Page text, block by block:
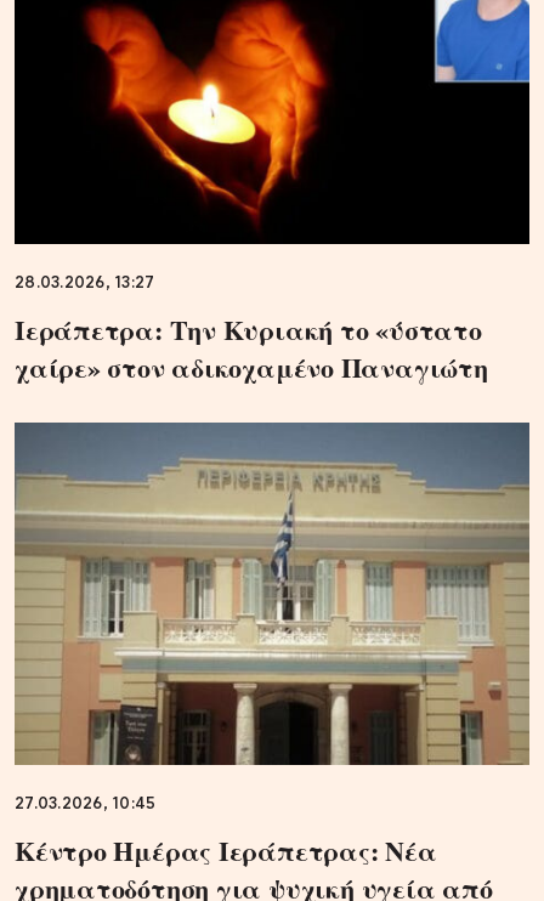
28.03.2026, 13:27
Ιεράπετρα: Την Κυριακή το «ύστατο
χαίρε» στον αδικοχαμένο Παναγιώτη
27.03.2026, 10:45
Κέντρο Ημέρας Ιεράπετρας: Νέα
χρηματοδότηση για ψυχική υγεία από